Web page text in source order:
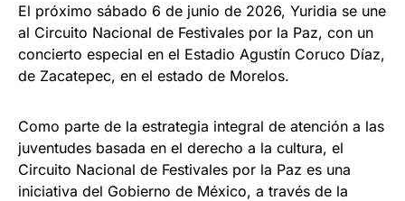
El próximo sábado 6 de junio de 2026, Yuridia se une
al Circuito Nacional de Festivales por la Paz, con un
concierto especial en el Estadio Agustín Coruco Díaz,
de Zacatepec, en el estado de Morelos.
Como parte de la estrategia integral de atención a las
juventudes basada en el derecho a la cultura, el
Circuito Nacional de Festivales por la Paz es una
iniciativa del Gobierno de México, a través de la